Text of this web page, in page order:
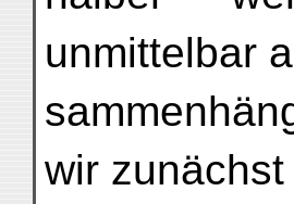
unmittelbar
wir